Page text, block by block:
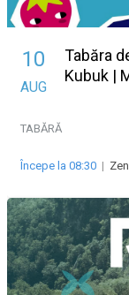
10
AUG
Tabăra
Kubuk |
TABĂRĂ
Începe la 08:30 |